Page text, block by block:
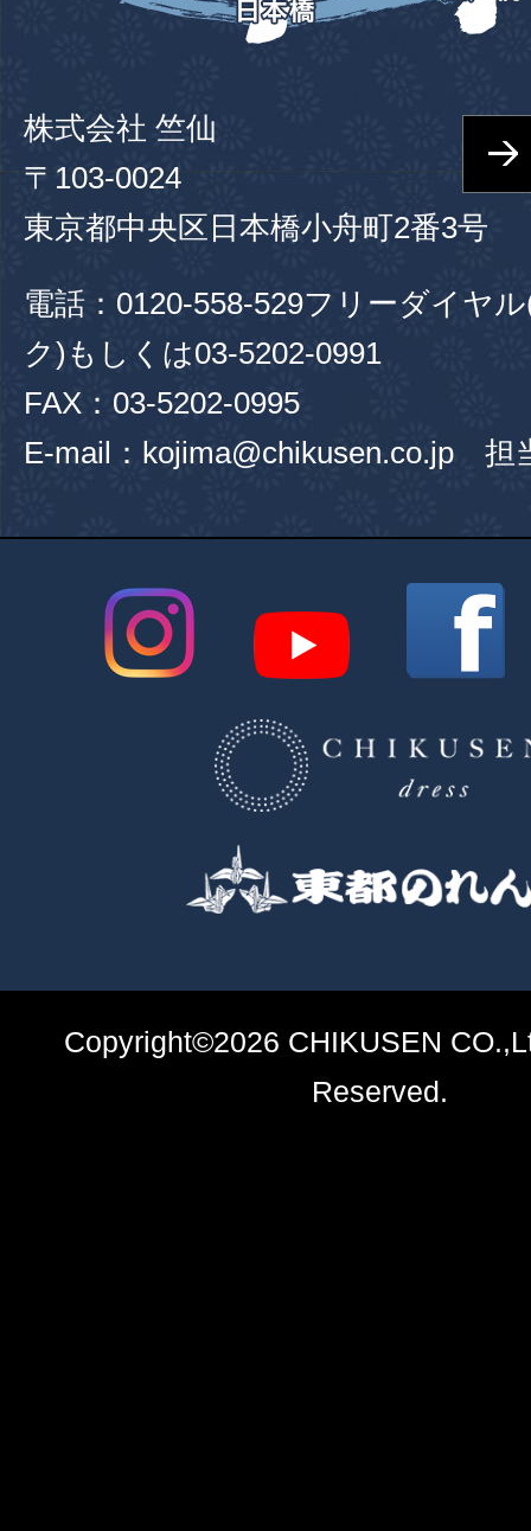
株式会社 竺仙
〒103-0024
東京都中央区日本橋小舟町2番3号
電話： 0120-558-529フリーダイヤ
ク)もしくは03-5202-0991
FAX：03-5202-0995
E-mail：kojima@chikusen.co.jp 担
Copyright©2026 CHIKUSEN
Reserved.